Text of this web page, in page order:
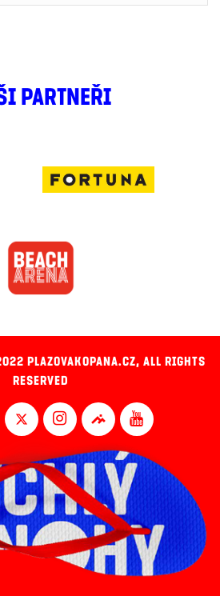
PARTNEŘI
PLAZOVAKOPANA.CZ, ALL RIGHTS
RESERVED